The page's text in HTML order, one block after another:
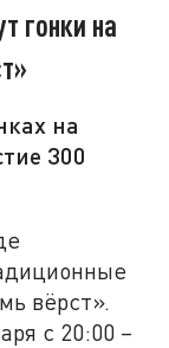
гонки на
на
300
вёрст».
с 20:00 –